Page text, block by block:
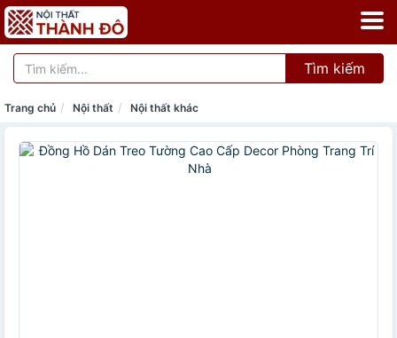
Tìm kiếm
Trang chủ Nội thất Nội thất khác